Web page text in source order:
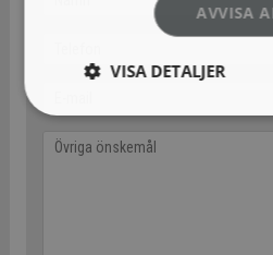
AVVISA
VISA DETALJER